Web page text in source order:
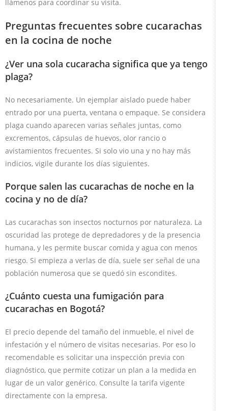
llámenos para coordinar su visita.
Preguntas frecuentes sobre cucarachas
en la cocina de noche
¿Ver una sola cucaracha significa que ya tengo
plaga?
No necesariamente. Un ejemplar aislado puede haber
entrado por una puerta, ventana o empaque. Se considera
plaga cuando aparecen varias señales juntas, como
excrementos, cápsulas de huevos, olor rancio o
avistamientos frecuentes. Si solo vio una y no hay más
indicios, vigile durante los días siguientes.
Porque salen las cucarachas de noche en la
cocina y no de día?
Las cucarachas son insectos nocturnos por naturaleza. La
oscuridad las protege de depredadores y de la presencia
humana, y les permite buscar comida y agua con menos
riesgo. Si empieza a verlas de día, suele ser señal de una
población numerosa que se quedó sin escondites.
¿Cuánto cuesta una fumigación para
cucarachas en Bogotá?
El precio depende del tamaño del inmueble, el nivel de
infestación y el número de visitas necesarias. Por eso lo
recomendable es solicitar una inspección previa con
diagnóstico, que permite cotizar un plan a la medida en
lugar de un valor genérico. Consulte la tarifa vigente
directamente con la empresa.